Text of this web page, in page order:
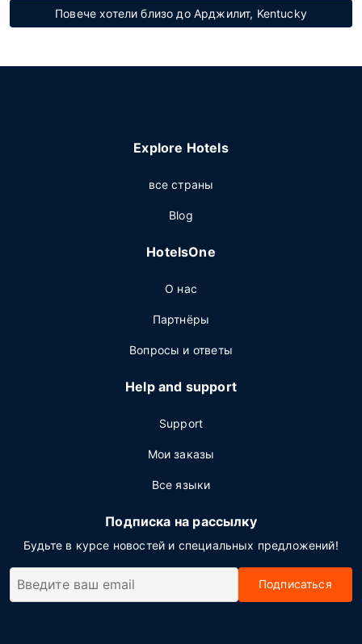
Повече хотели близо до Арджилит, Kentucky
Explore Hotels
все страны
Blog
HotelsOne
О нас
Партнёры
Вопросы и ответы
Help and support
Support
Мои заказы
Все языки
Подписка на рассылку
Будьте в курсе новостей и специальных предложений!
Подписаться